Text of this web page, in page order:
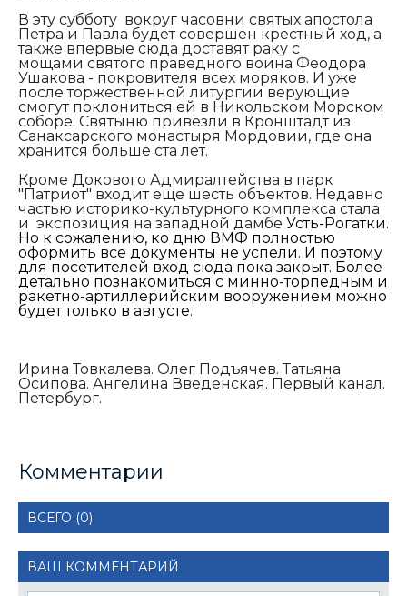
В эту субботу вокруг часовни святых апостола
Петра и Павла будет совершен крестный ход, а
также впервые сюда доставят раку с
мощами святого праведного воина Феодора
Ушакова - покровителя всех моряков. И уже
после торжественной литургии верующие
смогут поклониться ей в Никольском Морском
соборе. Святыню привезли в Кронштадт из
Санаксарского монастыря Мордовии, где она
хранится больше ста лет.
Кроме Докового Адмиралтейства в парк
"Патриот" входит еще шесть объектов. Недавно
частью историко-культурного комплекса стала
и экспозиция на западной дамбе Усть-Рогатки.
Но к сожалению, ко дню ВМФ полностью
оформить все документы не успели. И поэтому
для посетителей вход сюда пока закрыт. Более
детально познакомиться с минно-торпедным и
ракетно-артиллерийским вооружением можно
будет только в августе.
Ирина Товкалева. Олег Подъячев. Татьяна
Осипова. Ангелина Введенская. Первый канал.
Петербург.
Комментарии
ВСЕГО (0)
ВАШ КОММЕНТАРИЙ